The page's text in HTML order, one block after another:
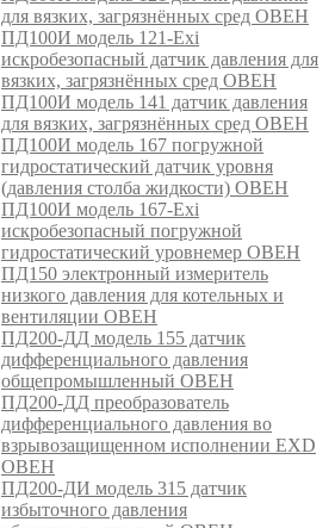
для вязких, загрязнённых сред ОВЕН
ПД100И модель 121-Exi
искробезопасный датчик давления для
вязких, загрязнённых сред ОВЕН
ПД100И модель 141 датчик давления
для вязких, загрязнённых сред ОВЕН
ПД100И модель 167 погружной
гидростатический датчик уровня
(давления столба жидкости) ОВЕН
ПД100И модель 167-Exi
искробезопасный погружной
гидростатический уровнемер ОВЕН
ПД150 электронный измеритель
низкого давления для котельных и
вентиляции ОВЕН
ПД200-ДД модель 155 датчик
дифференциального давления
общепромышленный ОВЕН
ПД200-ДД преобразователь
дифференциального давления во
взрывозащищенном исполнении EXD
ОВЕН
ПД200-ДИ модель 315 датчик
избыточного давления